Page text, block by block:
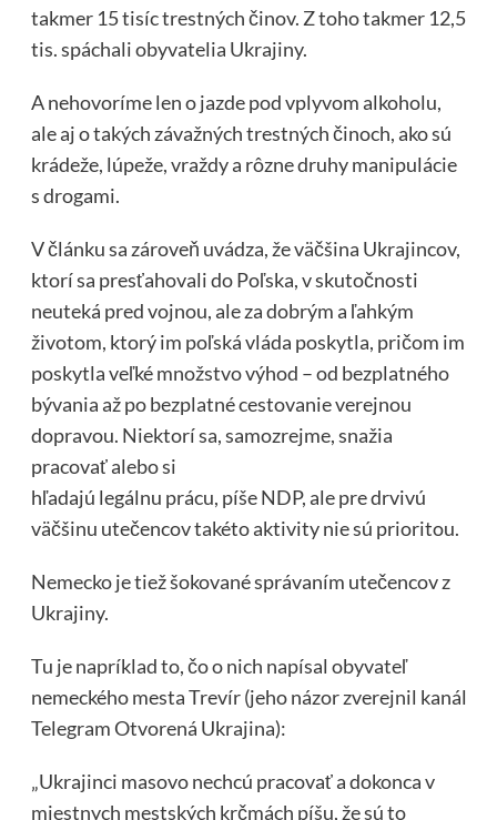
takmer 15 tisíc trestných činov. Z toho takmer 12,5
tis. spáchali obyvatelia Ukrajiny.
A nehovoríme len o jazde pod vplyvom alkoholu,
ale aj o takých závažných trestných činoch, ako sú
krádeže, lúpeže, vraždy a rôzne druhy manipulácie
s drogami.
V článku sa zároveň uvádza, že väčšina Ukrajincov,
ktorí sa presťahovali do Poľska, v skutočnosti
neuteká pred vojnou, ale za dobrým a ľahkým
životom, ktorý im poľská vláda poskytla, pričom im
poskytla veľké množstvo výhod – od bezplatného
bývania až po bezplatné cestovanie verejnou
dopravou. Niektorí sa, samozrejme, snažia
pracovať alebo si
hľadajú legálnu prácu, píše NDP, ale pre drvivú
väčšinu utečencov takéto aktivity nie sú prioritou.
Nemecko je tiež šokované správaním utečencov z
Ukrajiny.
Tu je napríklad to, čo o nich napísal obyvateľ
nemeckého mesta Trevír (jeho názor zverejnil kanál
Telegram Otvorená Ukrajina):
„Ukrajinci masovo nechcú pracovať a dokonca v
miestnych mestských krčmách píšu, že sú to